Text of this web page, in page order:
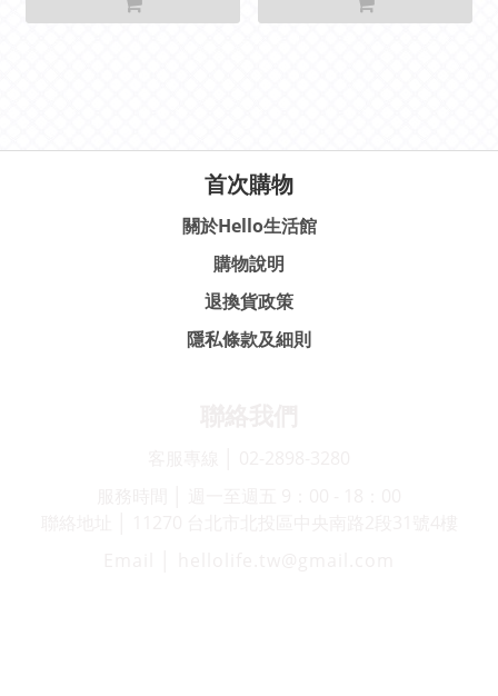
首次購物
關於Hello生活館
購物說明
退換貨政策
隱私條款及細則